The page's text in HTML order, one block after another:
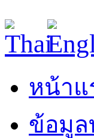
หน้าแ
ข้อมูล